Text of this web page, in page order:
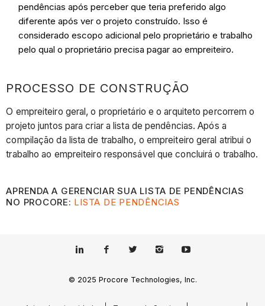
pendências após perceber que teria preferido algo
diferente após ver o projeto construído. Isso é
considerado escopo adicional pelo proprietário e trabalho
pelo qual o proprietário precisa pagar ao empreiteiro.
PROCESSO DE CONSTRUÇÃO
O empreiteiro geral, o proprietário e o arquiteto percorrem o
projeto juntos para criar a lista de pendências. Após a
compilação da lista de trabalho, o empreiteiro geral atribui o
trabalho ao empreiteiro responsável que concluirá o trabalho.
APRENDA A GERENCIAR SUA LISTA DE PENDÊNCIAS
NO PROCORE: LISTA DE PENDÊNCIAS
© 2025 Procore Technologies, Inc.